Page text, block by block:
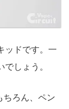
ッドです。一
しょう。
ちろん、ペン